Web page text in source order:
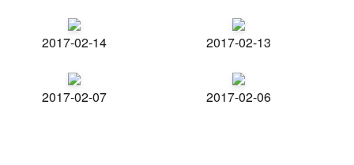
2017-02-14 2017-02-13
2017-02-07 2017-02-06